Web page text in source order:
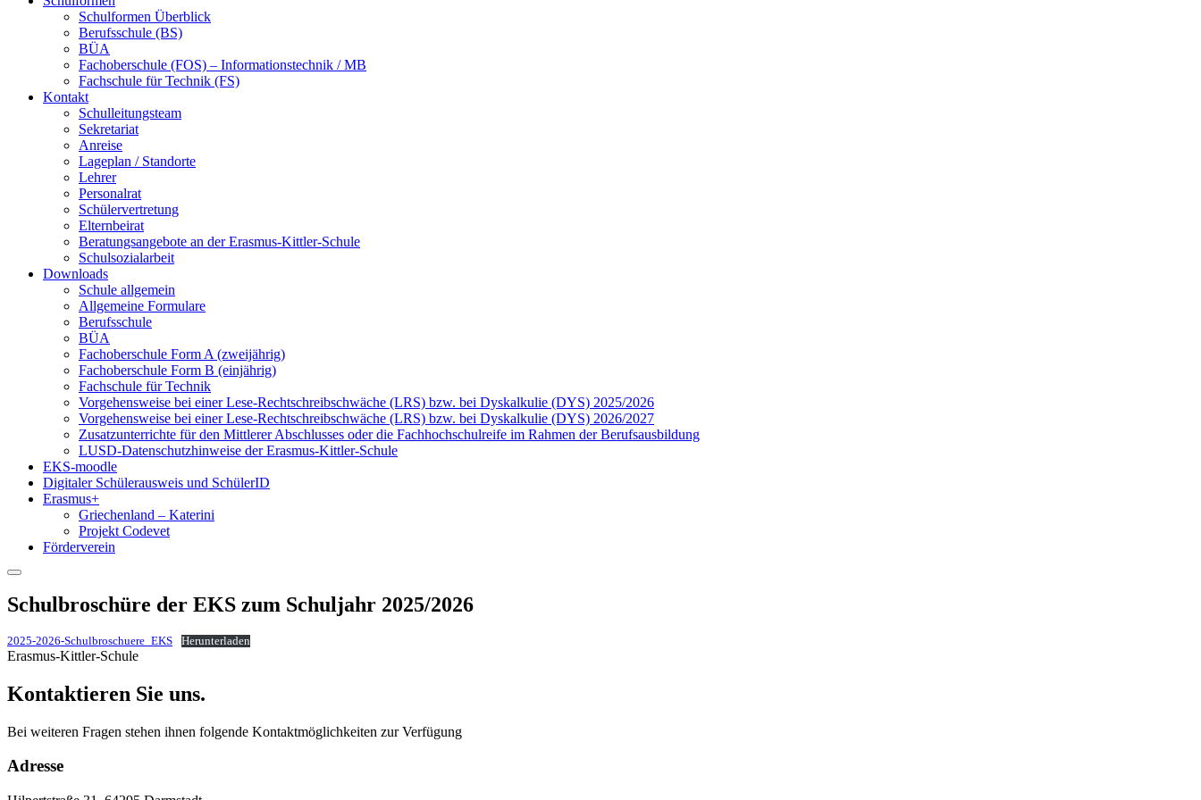
Schulformen Überblick
Berufsschule (BS)
BÜA
Fachoberschule (FOS) – Informationstechnik / MB
Fachschule für Technik (FS)
Kontakt
Schulleitungsteam
Sekretariat
Anreise
Lageplan / Standorte
Lehrer
Personalrat
Schülervertretung
Elternbeirat
Beratungsangebote an der Erasmus-Kittler-Schule
Schulsozialarbeit
Downloads
Schule allgemein
Allgemeine Formulare
Berufsschule
BÜA
Fachoberschule Form A (zweijährig)
Fachoberschule Form B (einjährig)
Fachschule für Technik
Vorgehensweise bei einer Lese-Rechtschreibschwäche (LRS) bzw. bei Dyskalkulie (DYS) 2025/2026
Vorgehensweise bei einer Lese-Rechtschreibschwäche (LRS) bzw. bei Dyskalkulie (DYS) 2026/2027
Zusatzunterrichte für den Mittlerer Abschlusses oder die Fachhochschulreife im Rahmen der Berufsausbildung
LUSD-Datenschutzhinweise der Erasmus-Kittler-Schule
EKS-moodle
Digitaler Schülerausweis und SchülerID
Erasmus+
Griechenland – Katerini
Projekt Codevet
Förderverein
Schulbroschüre der EKS zum Schuljahr 2025/2026
2025-2026-Schulbroschuere_EKS Herunterladen
Erasmus-Kittler-Schule
Kontaktieren Sie uns.
Bei weiteren Fragen stehen ihnen folgende Kontaktmöglichkeiten zur Verfügung
Adresse